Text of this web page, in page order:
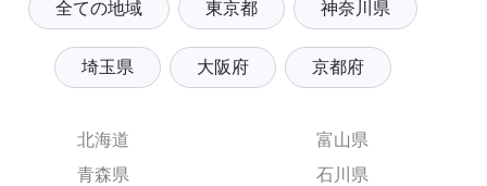
全ての地域 東京都 神奈川県
埼玉県 大阪府 京都府
北海道
青森県
富山県
石川県